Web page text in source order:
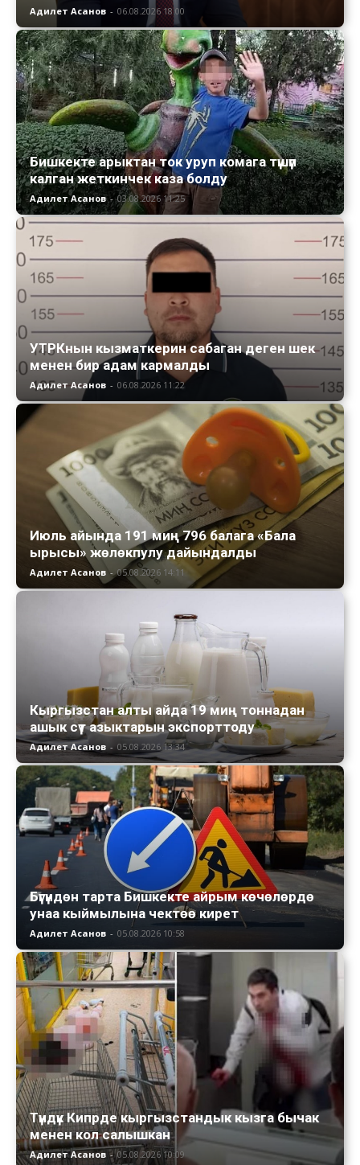
Адилет Асанов - 06.08.2026 18:00
Бишкекте арыктан ток уруп комага түшүп
калган жеткинчек каза болду
Адилет Асанов - 03.08.2026 11:25
УТРКнын кызматкерин сабаган деген шек
менен бир адам кармалды
Адилет Асанов - 06.08.2026 11:22
Июль айында 191 миң 796 балага «Бала
ырысы» жөлөкпулу дайындалды
Адилет Асанов - 05.08.2026 14:11
Кыргызстан алты айда 19 миң тоннадан
ашык сүт азыктарын экспорттоду
Адилет Асанов - 05.08.2026 13:34
Бүгүндөн тарта Бишкекте айрым көчөлөрдө
унаа кыймылына чектөө кирет
Адилет Асанов - 05.08.2026 10:58
Түндүк Кипрде кыргызстандык кызга бычак
менен кол салышкан
Адилет Асанов - 05.08.2026 10:09